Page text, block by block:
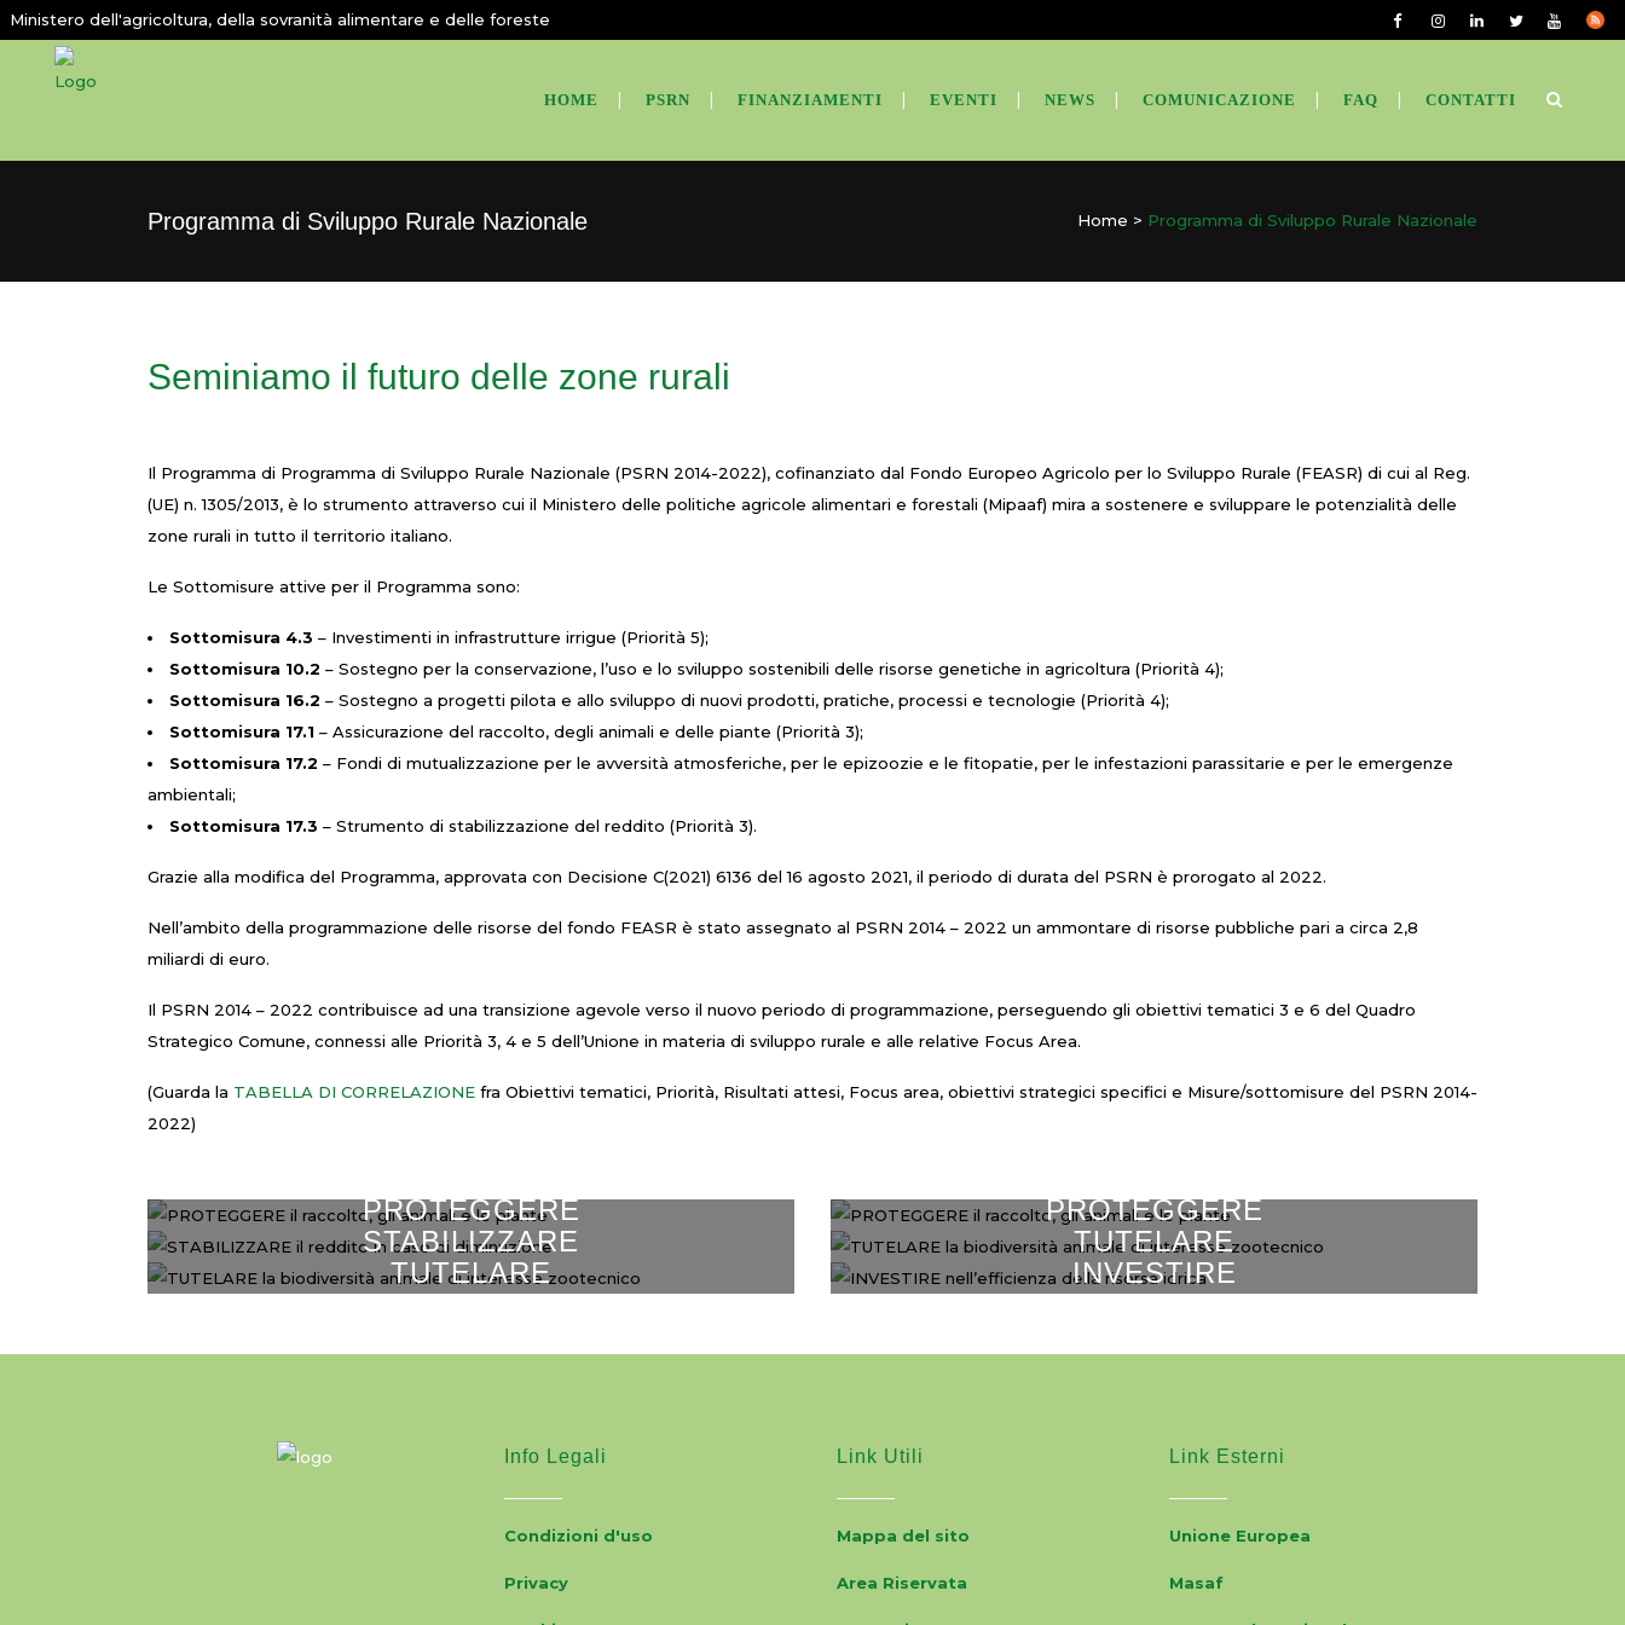
Ministero dell'agricoltura, della sovranità alimentare e delle foreste
HOME PSRN FINANZIAMENTI EVENTI NEWS COMUNICAZIONE FAQ CONTATTI
Programma di Sviluppo Rurale Nazionale Home > Programma di Sviluppo Rurale Nazionale
Seminiamo il futuro delle zone rurali
Il Programma di Programma di Sviluppo Rurale Nazionale (PSRN 2014-2022), cofinanziato dal Fondo Europeo Agricolo per lo Sviluppo Rurale (FEASR) di cui al Reg.
(UE) n. 1305/2013, è lo strumento attraverso cui il Ministero delle politiche agricole alimentari e forestali (Mipaaf) mira a sostenere e sviluppare le potenzialità delle
zone rurali in tutto il territorio italiano.
Le Sottomisure attive per il Programma sono:
Sottomisura 4.3 – Investimenti in infrastrutture irrigue (Priorità 5);
Sottomisura 10.2 – Sostegno per la conservazione, l’uso e lo sviluppo sostenibili delle risorse genetiche in agricoltura (Priorità 4);
Sottomisura 16.2 – Sostegno a progetti pilota e allo sviluppo di nuovi prodotti, pratiche, processi e tecnologie (Priorità 4);
Sottomisura 17.1 – Assicurazione del raccolto, degli animali e delle piante (Priorità 3);
Sottomisura 17.2 – Fondi di mutualizzazione per le avversità atmosferiche, per le epizoozie e le fitopatie, per le infestazioni parassitarie e per le emergenze
ambientali;
Sottomisura 17.3 – Strumento di stabilizzazione del reddito (Priorità 3).
Grazie alla modifica del Programma, approvata con Decisione C(2021) 6136 del 16 agosto 2021, il periodo di durata del PSRN è prorogato al 2022.
Nell’ambito della programmazione delle risorse del fondo FEASR è stato assegnato al PSRN 2014 – 2022 un ammontare di risorse pubbliche pari a circa 2,8
miliardi di euro.
Il PSRN 2014 – 2022 contribuisce ad una transizione agevole verso il nuovo periodo di programmazione, perseguendo gli obiettivi tematici 3 e 6 del Quadro
Strategico Comune, connessi alle Priorità 3, 4 e 5 dell’Unione in materia di sviluppo rurale e alle relative Focus Area.
(Guarda la TABELLA DI CORRELAZIONE fra Obiettivi tematici, Priorità, Risultati attesi, Focus area, obiettivi strategici specifici e Misure/sottomisure del PSRN 2014-
2022)
PROTEGGERE
il raccolto, gli animali e le piante
PROTEGGERE
il raccolto, gli animali e le piante
STABILIZZARE
il reddito in caso di diminuzione
Sottomisura 17.3
TUTELARE
la biodiversità animale di interesse zootecnico
Sottomisura 10.2
TUTELARE INVESTIRE
Info Legali
Condizioni d'uso
Privacy
Link Utili
Mappa del sito
Area Riservata
Link Esterni
Unione Europea
Masaf